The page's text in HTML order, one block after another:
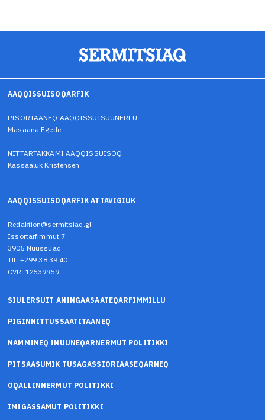
AAQQISSUISOQARFIK
PISORTAANEQ AAQQISSUISUUNERLU
Masaana Egede
NITTARTAKKAMI AAQQISSUISOQ
Kassaaluk Kristensen
AAQQISSUISOQARFIK ATTAVIGIUK
Redaktion@sermitsiaq.gl
Issortarfimmut 7
3905 Nuussuaq
Tlf: +299 38 39 40
CVR: 12539959
SIULERSUIT ANINGAASAATEQARFIMMILLU
PIGINNITTUSSAATITAANEQ
NAMMINEQ INUUNEQARNERMUT POLITIKKI
PITSAASUMIK TUSAGASSIORIAASEQARNEQ
OQALLINNERMUT POLITIKKI
IMIGASSAMUT POLITIKKI